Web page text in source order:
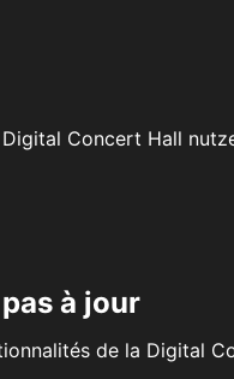
Concert Hall
à jour
de la Digital